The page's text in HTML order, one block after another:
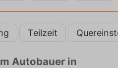
Teilzeit
Autobauer in